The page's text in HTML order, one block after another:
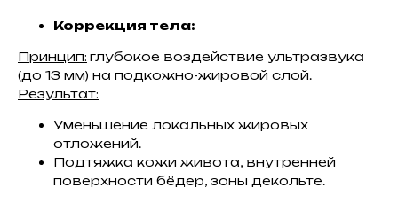
Коррекция тела:
Принцип: глубокое воздействие ультразвука
(до 13 мм) на подкожно-жировой слой.
Результат:
Уменьшение локальных жировых
отложений.
Подтяжка кожи живота, внутренней
поверхности бёдер, зоны декольте.